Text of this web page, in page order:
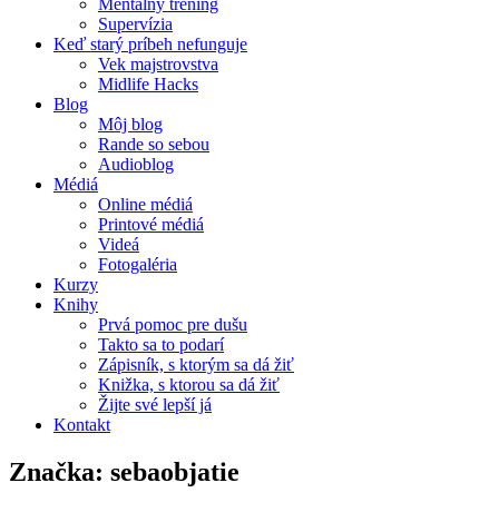
Mentálny tréning
Supervízia
Keď starý príbeh nefunguje
Vek majstrovstva
Midlife Hacks
Blog
Môj blog
Rande so sebou
Audioblog
Médiá
Online médiá
Printové médiá
Videá
Fotogaléria
Kurzy
Knihy
Prvá pomoc pre dušu
Takto sa to podarí
Zápisník, s ktorým sa dá žiť
Knižka, s ktorou sa dá žiť
Žijte své lepší já
Kontakt
Značka: sebaobjatie